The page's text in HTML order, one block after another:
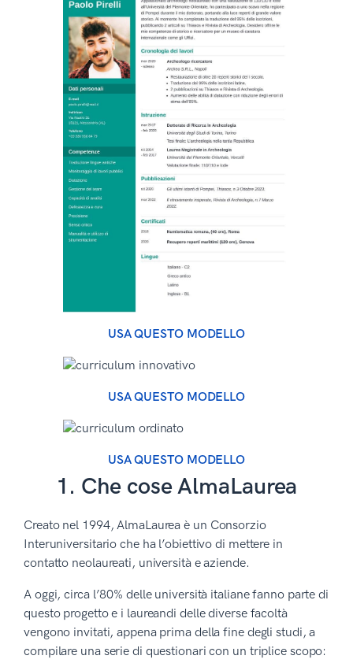
USA QUESTO MODELLO
USA QUESTO MODELLO
USA QUESTO MODELLO
1. Che cose AlmaLaurea
Creato nel 1994, AlmaLaurea è un Consorzio
Interuniversitario che ha l’obiettivo di mettere in
contatto neolaureati, università e aziende.
A oggi, circa l’80% delle università italiane fanno parte di
questo progetto e i laureandi delle diverse facoltà
vengono invitati, appena prima della fine degli studi, a
compilare una serie di questionari con un triplice scopo: